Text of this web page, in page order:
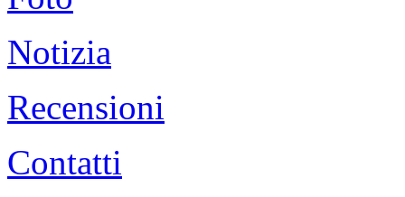
Notizia
Recensioni
Contatti